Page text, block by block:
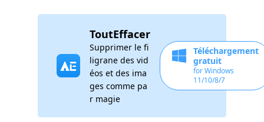
ToutEffacer
Supprimer le fi
ligrane des vid
éos et des ima
ges comme pa
r magie
Téléchargement
gratuit
for Windows
11/10/8/7